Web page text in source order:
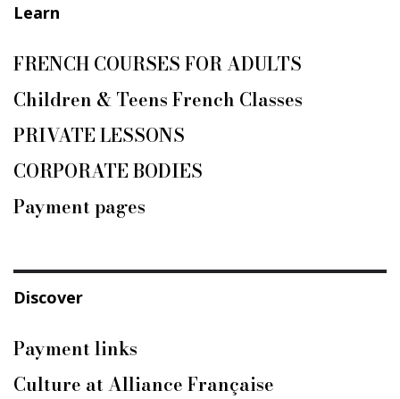
Learn
FRENCH COURSES FOR ADULTS
Children & Teens French Classes
PRIVATE LESSONS
CORPORATE BODIES
Payment pages
Discover
Payment links
Culture at Alliance Française